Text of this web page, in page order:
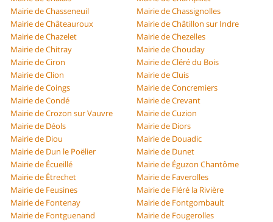
Mairie de Chasseneuil
Mairie de Chassignolles
Mairie de Châteauroux
Mairie de Châtillon sur Indre
Mairie de Chazelet
Mairie de Chezelles
Mairie de Chitray
Mairie de Chouday
Mairie de Ciron
Mairie de Cléré du Bois
Mairie de Clion
Mairie de Cluis
Mairie de Coings
Mairie de Concremiers
Mairie de Condé
Mairie de Crevant
Mairie de Crozon sur Vauvre
Mairie de Cuzion
Mairie de Déols
Mairie de Diors
Mairie de Diou
Mairie de Douadic
Mairie de Dun le Poëlier
Mairie de Dunet
Mairie de Écueillé
Mairie de Éguzon Chantôme
Mairie de Étrechet
Mairie de Faverolles
Mairie de Feusines
Mairie de Fléré la Rivière
Mairie de Fontenay
Mairie de Fontgombault
Mairie de Fontguenand
Mairie de Fougerolles